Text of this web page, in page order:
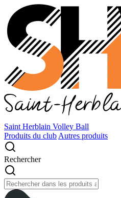
Saint Herblain Volley Ball
Produits du club Autres produits
Rechercher